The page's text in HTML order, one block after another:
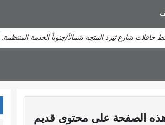
المحتوى
الرئيسي
شارع ثيرد المتجه شمالاً/جنوباً الخدمة المنتظمة.
الصفحة على محتوى قديم